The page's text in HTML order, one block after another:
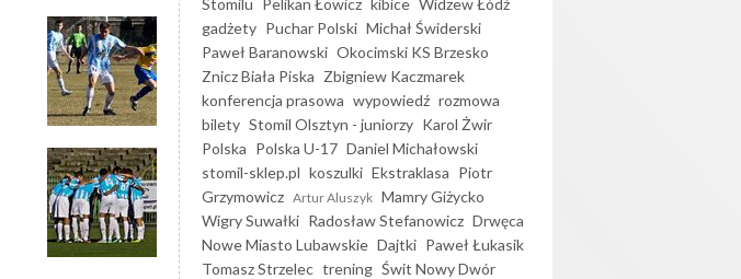
gadżety Puchar Polski Michał Świderski
Paweł Baranowski Okocimski KS Brzesko
Znicz Biała Piska Zbigniew Kaczmarek
konferencja prasowa wypowiedź rozmowa
bilety Stomil Olsztyn - juniorzy Karol Żwir
Polska Polska U-17 Daniel Michałowski
stomil-sklep.pl koszulki Ekstraklasa Piotr
Grzymowicz Artur Aluszyk Mamry Giżycko
Wigry Suwałki Radosław Stefanowicz Drwęca
Nowe Miasto Lubawskie Dajtki Paweł Łukasik
Tomasz Strzelec trening Świt Nowy Dwór